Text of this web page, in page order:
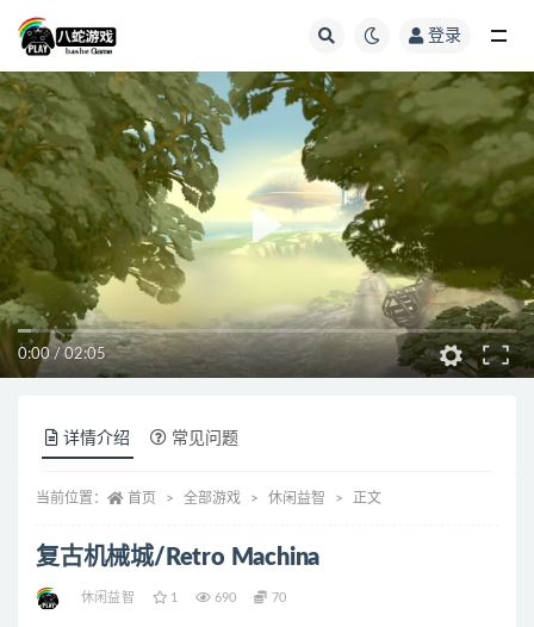
登录
0:00 / 02:05
详情介绍 常见问题
当前位置： 首页 全部游戏 休闲益智 正文
复古机械城/Retro Machina
休闲益智 1 690 70